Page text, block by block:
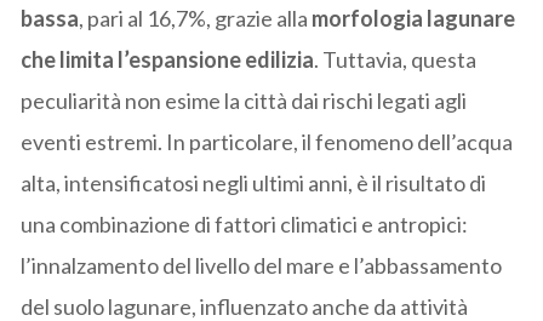
bassa, pari al 16,7%, grazie alla morfologia lagunare
che limita l’espansione edilizia. Tuttavia, questa
peculiarità non esime la città dai rischi legati agli
eventi estremi. In particolare, il fenomeno dell’acqua
alta, intensificatosi negli ultimi anni, è il risultato di
una combinazione di fattori climatici e antropici:
l’innalzamento del livello del mare e l’abbassamento
del suolo lagunare, influenzato anche da attività